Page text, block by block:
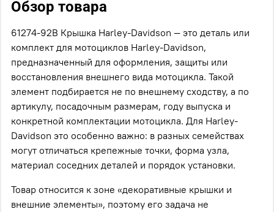
Обзор товара
61274-92B Крышка Harley-Davidson — это деталь или
комплект для мотоциклов Harley-Davidson,
предназначенный для оформления, защиты или
восстановления внешнего вида мотоцикла. Такой
элемент подбирается не по внешнему сходству, а по
артикулу, посадочным размерам, году выпуска и
конкретной комплектации мотоцикла. Для Harley-
Davidson это особенно важно: в разных семействах
могут отличаться крепежные точки, форма узла,
материал соседних деталей и порядок установки.
Товар относится к зоне «декоративные крышки и
внешние элементы», поэтому его задача не